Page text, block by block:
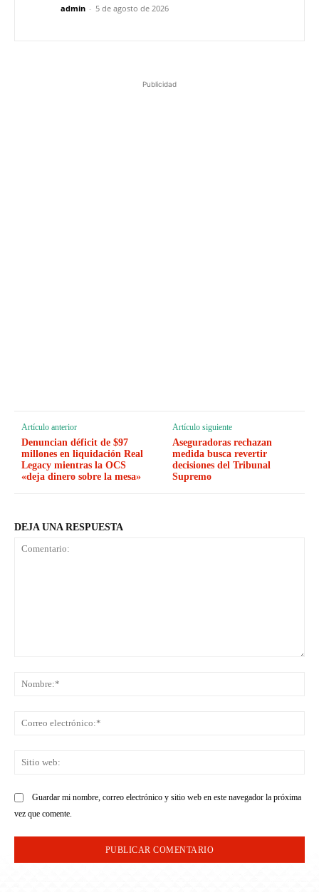
admin - 5 de agosto de 2026
Publicidad
Artículo anterior
Denuncian déficit de $97
millones en liquidación Real
Legacy mientras la OCS
«deja dinero sobre la mesa»
Artículo siguiente
Aseguradoras rechazan
medida busca revertir
decisiones del Tribunal
Supremo
DEJA UNA RESPUESTA
Guardar mi nombre, correo electrónico y sitio web en este navegador la próxima
vez que comente.